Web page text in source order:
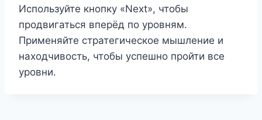
Используйте кнопку «Next», чтобы
продвигаться вперёд по уровням.
Применяйте стратегическое мышление и
находчивость, чтобы успешно пройти все
уровни.